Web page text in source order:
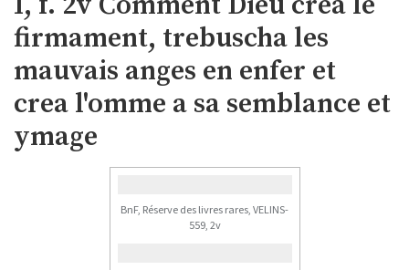
firmament, trebuscha les
mauvais anges en enfer et
crea l'omme a sa semblance et
ymage
BnF, Réserve des livres rares, VELINS-
559, 2v